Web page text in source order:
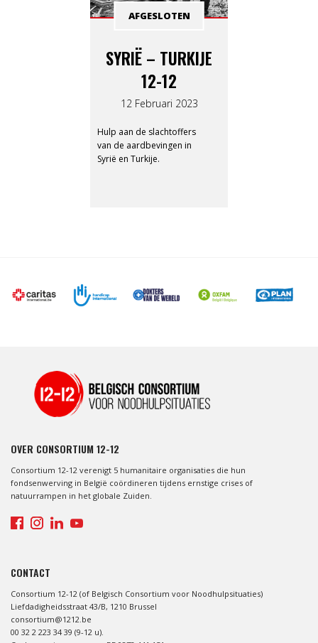
SYRIË – TURKIJE
12-12
12 Februari 2023
Hulp aan de slachtoffers
van de aardbevingen in
Syrië en Turkije.
AFGESLOTEN
OVER CONSORTIUM 12-12
Consortium 12-12 verenigt 5 humanitaire organisaties die hun
fondsenwerving in België coördineren tijdens ernstige crises of
natuurrampen in het globale Zuiden.
CONTACT
Consortium 12-12 (of Belgisch Consortium voor Noodhulpsituaties)
Liefdadigheidsstraat 43/B, 1210 Brussel
consortium@1212.be
00 32 2 223 34 39 (9-12 u).